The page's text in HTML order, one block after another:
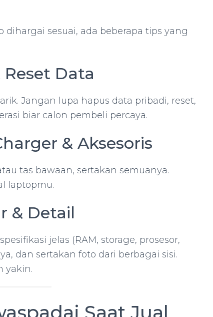
sesuai, ada beberapa tips yang
Data
Jangan lupa hapus data pribadi, reset,
biar calon pembeli percaya.
& Aksesoris
tas bawaan, sertakan semuanya.
laptopmu.
& Detail
jelas (RAM, storage, prosesor,
dan sertakan foto dari berbagai sisi.
yakin.
Saat Jual